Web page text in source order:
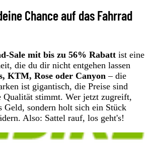
Chance auf das Fahrrad
Sale mit bis zu 56% Rabatt ist eine
die du dir nicht entgehen lassen
KTM, Rose oder Canyon – die
ist gigantisch, die Preise sind
Qualität stimmt. Wer jetzt zugreift,
Geld, sondern holt sich ein Stück
Also: Sattel rauf, los geht's!